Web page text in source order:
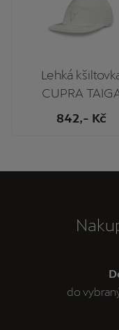
Lehká
CUPRA
842,- Kč
do